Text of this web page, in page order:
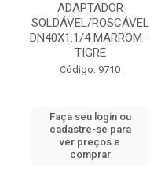
ADAPTADOR
SOLDÁVEL/ROSCÁVEL
DN40X1.1/4 MARROM -
TIGRE
Código: 9710
Faça seu login ou
cadastre-se para
ver preços e
comprar